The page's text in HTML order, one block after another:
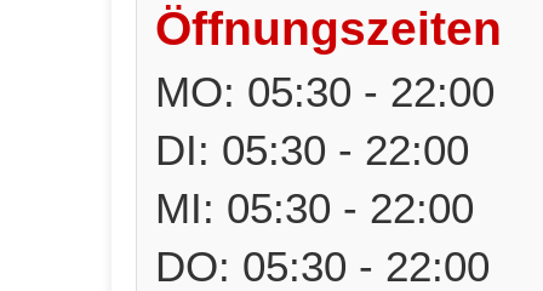
Öffnungszeiten
MO: 05:30 - 22:00
DI: 05:30 - 22:00
MI: 05:30 - 22:00
DO: 05:30 - 22:00